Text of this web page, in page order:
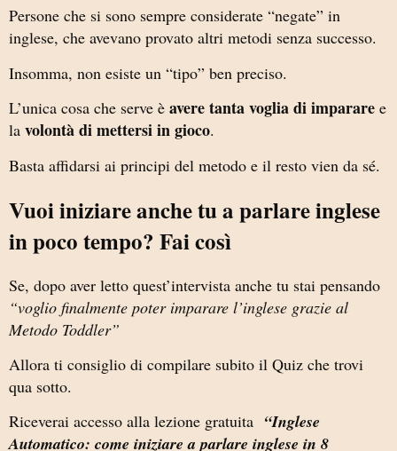
Persone che si sono sempre considerate “negate” in
inglese, che avevano provato altri metodi senza successo.
Insomma, non esiste un “tipo” ben preciso.
L’unica cosa che serve è avere tanta voglia di imparare e
la volontà di mettersi in gioco.
Basta affidarsi ai principi del metodo e il resto vien da sé.
Vuoi iniziare anche tu a parlare inglese
in poco tempo? Fai così
Se, dopo aver letto quest’intervista anche tu stai pensando
“voglio finalmente poter imparare l’inglese grazie al
Metodo Toddler”
Allora ti consiglio di compilare subito il Quiz che trovi
qua sotto.
Riceverai accesso alla lezione gratuita “Inglese
Automatico: come iniziare a parlare inglese in 8